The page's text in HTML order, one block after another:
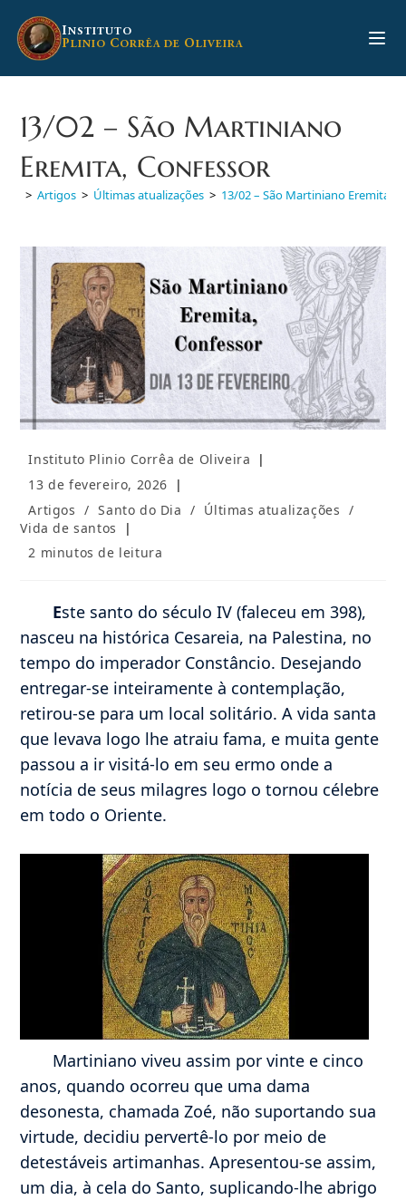
para
INSTITUTO
PLINIO CORRÊA DE OLIVEIRA
13/02 – São Martiniano
Eremita, Confessor
> Artigos > Últimas atualizações > 13/02 – São Martiniano Eremita,
Autor
post:
Instituto Plinio Corrêa de Oliveira
Post
13 de fevereiro, 2026
Categoria
do
Artigos / Santo do Dia / Últimas atualizações /
Vida de santos
Tempo
2 minutos de leitura
Este santo do século IV (faleceu em 398),
nasceu na histórica Cesareia, na Palestina, no
tempo do imperador Constâncio. Desejando
entregar-se inteiramente à contemplação,
retirou-se para um local solitário. A vida santa
que levava logo lhe atraiu fama, e muita gente
passou a ir visitá-lo em seu ermo onde a
notícia de seus milagres logo o tornou célebre
em todo o Oriente.
Martiniano viveu assim por vinte e cinco
anos, quando ocorreu que uma dama
desonesta, chamada Zoé, não suportando sua
virtude, decidiu pervertê-lo por meio de
detestáveis artimanhas. Apresentou-se assim,
um dia, à cela do Santo, suplicando-lhe abrigo